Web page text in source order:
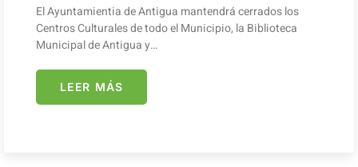
El Ayuntamientia de Antigua mantendrá cerrados los
Centros Culturales de todo el Municipio, la Biblioteca
Municipal de Antigua y…
LEER MÁS